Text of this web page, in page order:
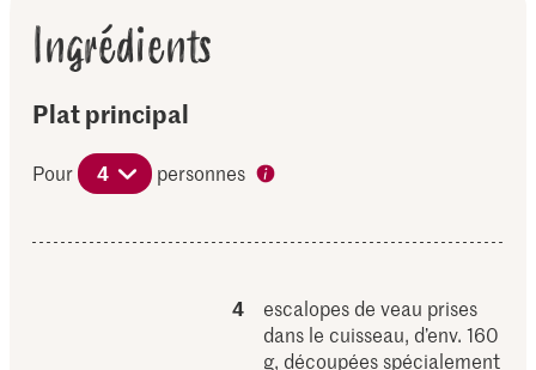
Ingrédients
Plat principal
Pour 4 personnes
4
escalopes de veau prises
dans le cuisseau, d’env. 160
g, découpées spécialement